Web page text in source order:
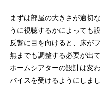
まずは部屋の大きさが適切
うに視聴するかによっても
反響に目を向けると、床が
無までも調整する必要が出
ホームシアターの設計は変
バイスを受けるようにしまし